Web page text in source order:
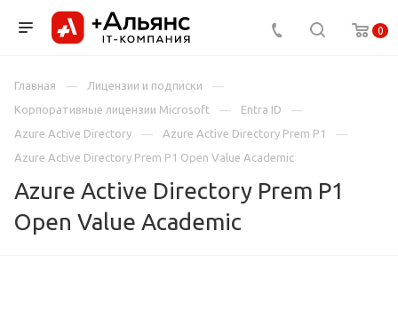
0
Главная
Лицензии и подписки
Корпоративные лицензии Microsoft
Entra ID
Azure Active Directory
Azure Active Directory Prem P1
Azure Active Directory Prem P1 Open Value Academic
Azure Active Directory Prem P1
Open Value Academic